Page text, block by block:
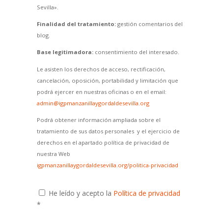
Sevilla».
Finalidad del tratamiento:gestión comentarios del
blog.
Base legitimadora:consentimiento del interesado.
Le asisten los derechos de acceso, rectificación,
cancelación, oposición, portabilidad y limitación que
podrá ejercer en nuestras oficinas o en el email:
admin@igpmanzanillaygordaldesevilla.org
Podrá obtener información ampliada sobre el
tratamiento de sus datos personales y el ejercicio de
derechos en el apartado política de privacidad de
nuestra Web
igpmanzanillaygordaldesevilla.org/politica-privacidad
He leído y acepto la Política de privacidad
*